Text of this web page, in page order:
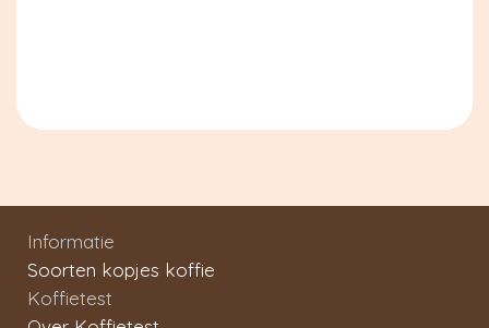
Informatie
Soorten kopjes koffie
Koffietest